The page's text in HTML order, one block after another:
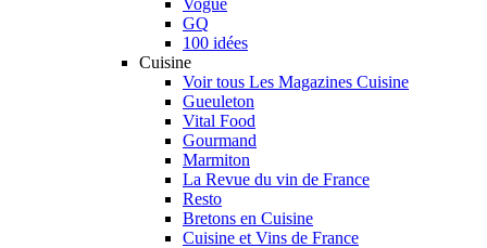
Vogue
GQ
100 idées
Cuisine
Voir tous Les Magazines Cuisine
Gueuleton
Vital Food
Gourmand
Marmiton
La Revue du vin de France
Resto
Bretons en Cuisine
Cuisine et Vins de France